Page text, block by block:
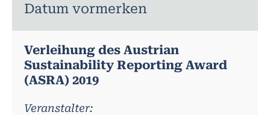
Datum vormerken
Verleihung des Austrian
Sustainability Reporting Award
(ASRA) 2019
Veranstalter: